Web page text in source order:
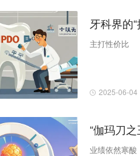
牙科界的
主打性价比
2025-06-04
“伽玛刀
业绩依然寒酸